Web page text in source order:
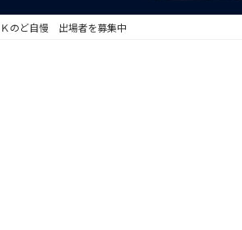
のど自慢 出場者を募集中